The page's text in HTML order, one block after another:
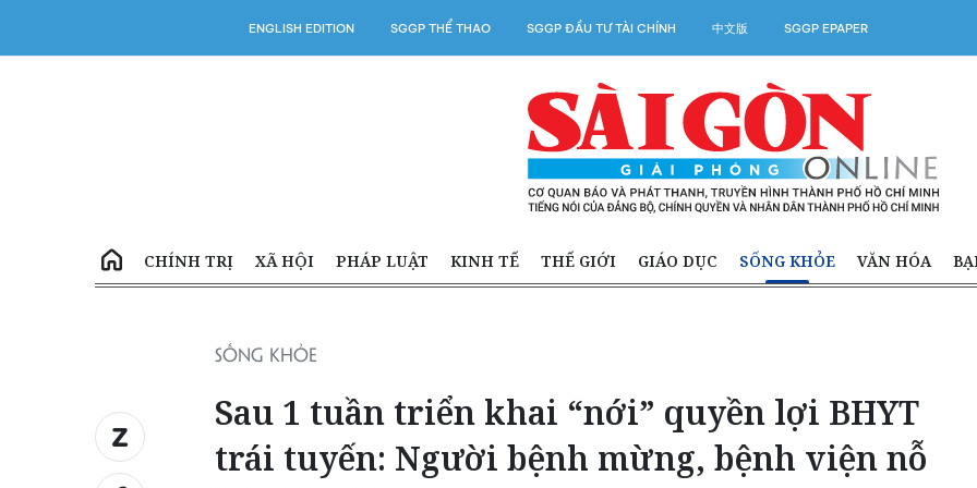
ENGLISH EDITION SGGP THỂ THAO SGGP ĐẦU TƯ TÀI CHÍNH 中文版 SGGP EPAPER
CHÍNH TRỊ XÃ HỘI PHÁP LUẬT KINH TẾ THẾ GIỚI GIÁO DỤC SỐNG KHỎE VĂN HÓA
SỐNG KHỎE
Sau 1 tuần triển khai “nới” quyền lợi BHYT
trái tuyến: Người bệnh mừng, bệnh viện nỗ